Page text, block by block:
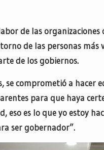
de las
de las personas más
de los gobiernos.
se comprometió a hacer
para que haya
eso es lo que yo estoy
ser gobernador”.